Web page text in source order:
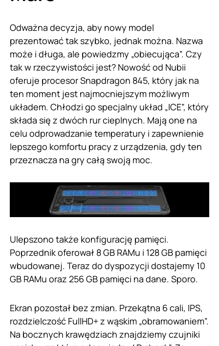
Odważna decyzja, aby nowy model
prezentować tak szybko, jednak można. Nazwa
może i długa, ale powiedzmy „obiecująca”. Czy
tak w rzeczywistości jest? Nowość od Nubii
oferuje procesor Snapdragon 845, który jak na
ten moment jest najmocniejszym możliwym
układem. Chłodzi go specjalny układ „ICE”, który
składa się z dwóch rur cieplnych. Mają one na
celu odprowadzanie temperatury i zapewnienie
lepszego komfortu pracy z urządzenia, gdy ten
przeznacza na gry całą swoją moc.
Ulepszono także konfigurację pamięci.
Poprzednik oferował 8 GB RAMu i 128 GB pamięci
wbudowanej. Teraz do dyspozycji dostajemy 10
GB RAMu oraz 256 GB pamięci na dane. Sporo.
Ekran pozostał bez zmian. Przekątna 6 cali, IPS,
rozdzielczość FullHD+ z wąskim „obramowaniem”.
Na bocznych krawędziach znajdziemy czujniki